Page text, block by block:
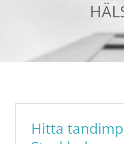
Hitta